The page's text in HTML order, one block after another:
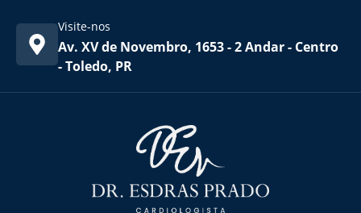
Visite-nos
Av. XV de Novembro, 1653 - 2 Andar - Centro
- Toledo, PR